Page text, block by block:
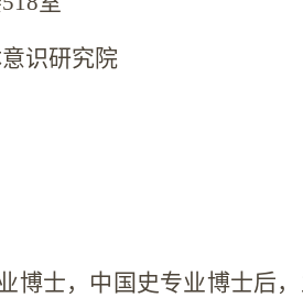
识研究院
博士，中国史专业博士后